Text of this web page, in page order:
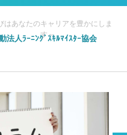
法人ﾗｰﾆﾝｸﾞｽｷﾙﾏｲｽﾀｰ協会
はあなたのキャリアを豊かにしま
す～